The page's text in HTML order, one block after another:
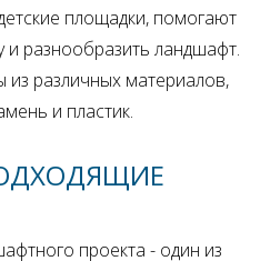
площадки, помогают
разнообразить ландшафт.
различных материалов,
и пластик.
проекта - один из